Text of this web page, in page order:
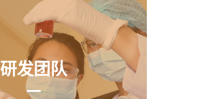
研发团队
研发团队
积极研发